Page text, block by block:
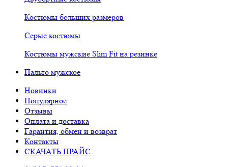
Костюмы больших размеров
Серые костюмы
Костюмы мужские Slim Fit на резинке
Пальто мужское
Новинки
Популярное
Отзывы
Оплата и доставка
Гарантия, обмен и возврат
Контакты
СКАЧАТЬ ПРАЙС